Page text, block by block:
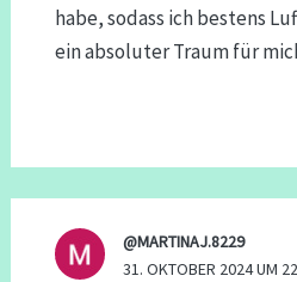
habe, sodass ich bestens
ein absoluter Traum für
@MARTINAJ.8229
31. OKTOBER 2024 UM